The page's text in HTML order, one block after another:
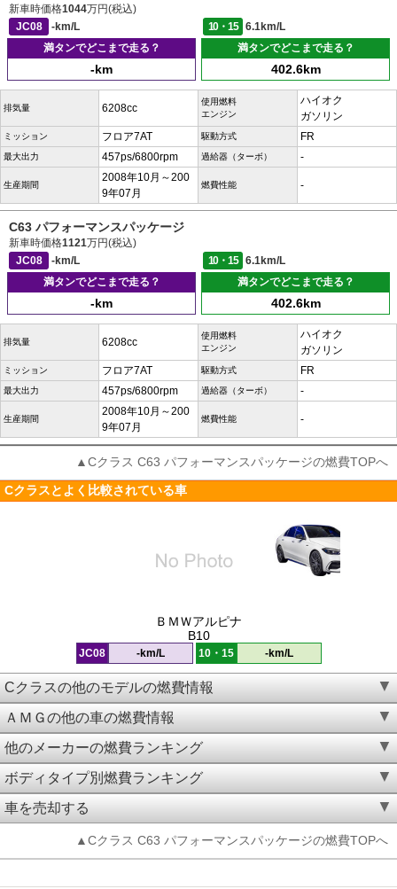
新車時価格1044万円(税込)
JC08
-km/L 10・15
6.1km/L
満タンでどこまで走る？
-km
満タンでどこまで走る？
402.6km
排気量 6208cc
使用燃料
エンジン
ハイオク
ガソリン
ミッション フロア7AT 駆動方式 FR
最大出力 457ps/6800rpm 過給器（ターボ） -
生産期間
2008年10月～200
9年07月
燃費性能 -
C63 パフォーマンスパッケージ
新車時価格1121万円(税込)
JC08
-km/L 10・15
6.1km/L
満タンでどこまで走る？
-km
満タンでどこまで走る？
402.6km
排気量 6208cc
使用燃料
エンジン
ハイオク
ガソリン
ミッション フロア7AT 駆動方式 FR
最大出力 457ps/6800rpm 過給器（ターボ） -
生産期間
2008年10月～200
9年07月
燃費性能 -
▲Cクラス C63 パフォーマンスパッケージの燃費TOPへ
Cクラスとよく比較されている車
ＢＭＷアルピナ
B10
JC08 -km/L 10・15 -km/L
Cクラスの他のモデルの燃費情報
ＡＭＧの他の車の燃費情報
他のメーカーの燃費ランキング
ボディタイプ別燃費ランキング
車を売却する
▲Cクラス C63 パフォーマンスパッケージの燃費TOPへ